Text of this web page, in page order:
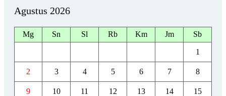
Agustus 2026
Mg Sn Sl Rb Km Jm Sb
1
2 3 4 5 6 7 8
9 10 11 12 13 14 15